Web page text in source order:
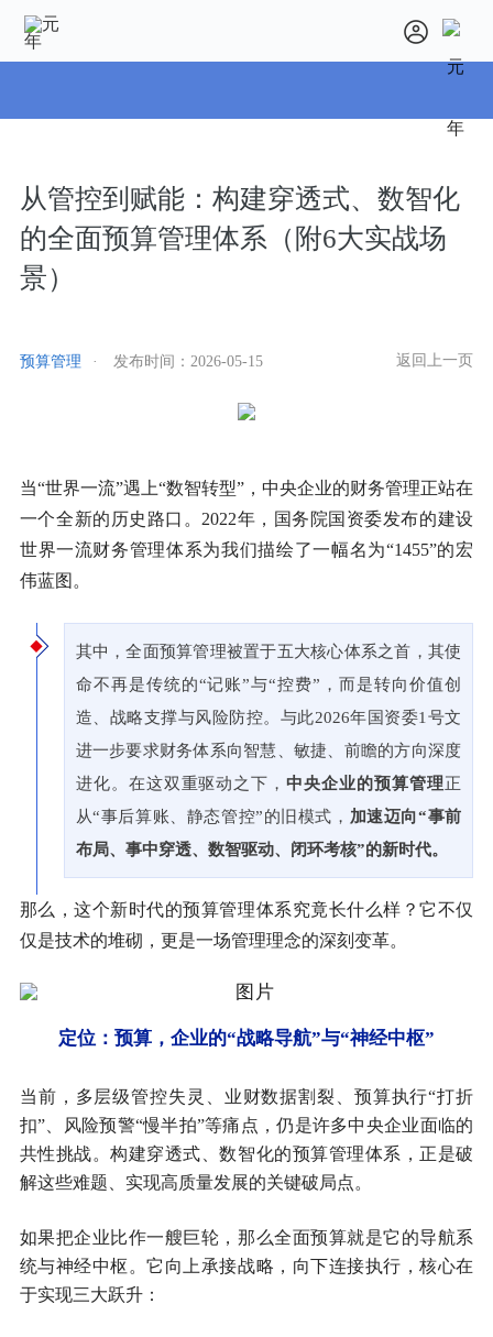
从管控到赋能：构建穿透式、数智化
的全面预算管理体系（附6大实战场
景）
预算管理 · 发布时间： 2026-05-15 返回上一页
当“世界一流”遇上“数智转型”，中央企业的财务管理正站在
一个全新的历史路口。2022年，国务院国资委发布的建设
世界一流财务管理体系为我们描绘了一幅名为“1455”的宏
伟蓝图。
其中，全面预算管理被置于五大核心体系之首，其使
命不再是传统的“记账”与“控费”，而是转向价值创
造、战略支撑与风险防控。与此2026年国资委1号文
进一步要求财务体系向智慧、敏捷、前瞻的方向深度
进化。在这双重驱动之下，中央企业的预算管理正
从“事后算账、静态管控”的旧模式， 加速迈向“事前
布局、事中穿透、数智驱动、闭环考核”的新时代。
那么，这个新时代的预算管理体系究竟长什么样？它不仅
仅是技术的堆砌，更是一场管理理念的深刻变革。
定位：预算，企业的“战略导航”与“神经中枢”
当前，多层级管控失灵、业财数据割裂、预算执行“打折
扣”、风险预警“慢半拍”等痛点，仍是许多中央企业面临的
共性挑战。构建穿透式、数智化的预算管理体系，正是破
解这些难题、实现高质量发展的关键破局点。
如果把企业比作一艘巨轮，那么全面预算就是它的导航系
统与神经中枢。它向上承接战略，向下连接执行，核心在
于实现三大跃升：